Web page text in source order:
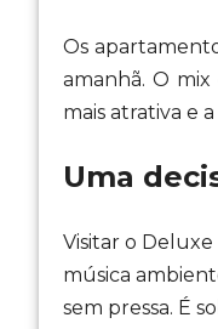
Os
amanhã. O
mais atrativa e
Uma
Visitar o
música
sem pressa. É